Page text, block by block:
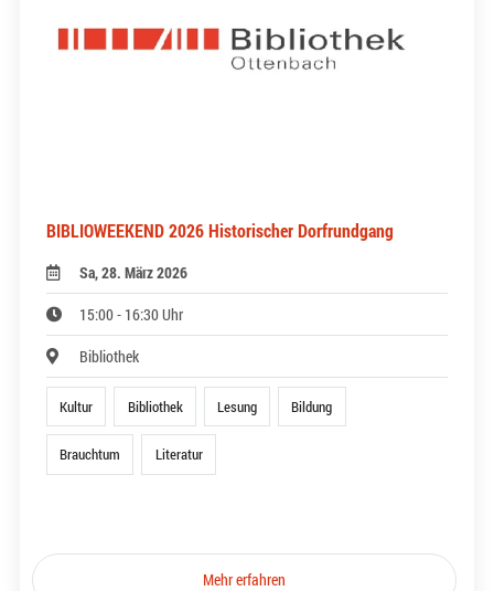
BIBLIOWEEKEND 2026 Historischer Dorfrundgang
Sa, 28. März 2026
15:00 - 16:30 Uhr
Bibliothek
Kultur Bibliothek Lesung Bildung
Brauchtum Literatur
Mehr erfahren